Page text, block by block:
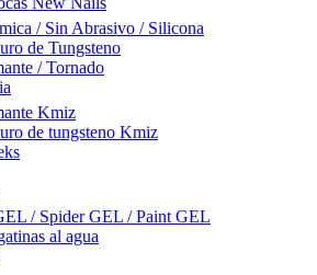
/ Sin Abrasivo / Silicona
de Tungsteno
/ Tornado
Kmiz
de tungsteno Kmiz
/ Spider GEL / Paint GEL
al agua